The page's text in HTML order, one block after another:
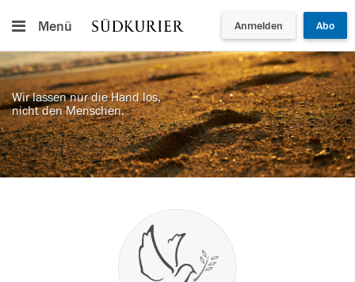
Menü Anmelden Abo
Wir lassen nur die Hand los,
nicht den Menschen.